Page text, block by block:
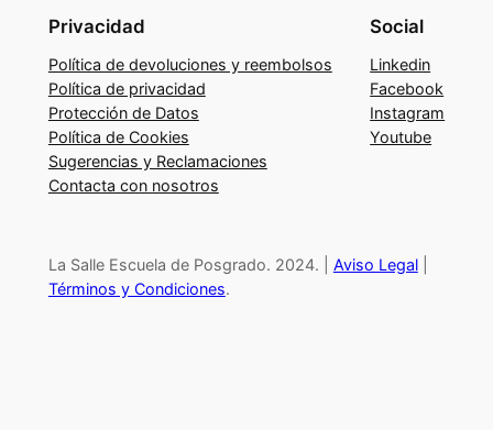
J
o
u
r
n
e
a
h
Privacidad
Política de devoluciones y reembolsos
Política de privacidad
Protección de Datos
Política de Cookies
Sugerencias y Reclamaciones
Contacta con nosotros
Social
Linkedin
Facebook
Instagram
Youtube
La Salle Escuela de Posgrado. 2024. | Aviso Legal|
Términos y Condiciones.